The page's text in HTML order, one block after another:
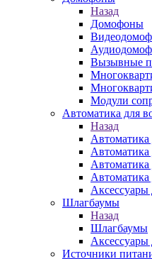
Назад
Домофоны
Вызывные
Модули
Автоматика для
Назад
Автоматика
Автоматика
Автоматика
Аксессуары
Шлагбаумы
Назад
Шлагбаумы
Аксессуары
Источники